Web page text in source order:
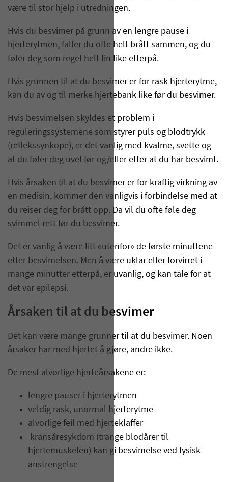
være til stor hjelp i utredningen.
Hvis du besvimer på grunn av en lengre pause i
hjerterytmen, faller du ofte helt brått sammen, og du
føler deg som regel helt fin like etterpå.
Hvis grunnen til at du besvimer er for rask hjerterytme,
kan du av og til merke hjertebank like før du besvimer.
Hvis besvimelsen skyldes et problem i
reguleringssystemene som styrer puls og blodtrykk
(reflekssynkope), er det vanlig med kvalme, svette og
at du føler deg uvel før og/eller etter at du har besvimt.
Hvis årsaken til at du besvimer er for kraftig virkning av
en medisin, kommer den vanligvis i forbindelse med at
du reiser deg for brått opp. Da vil du ofte føle deg
svimmel rett før du besvimer.
Det er vanlig å være litt «utenfor» de første minuttene
etter besvimelsen. Men å være uklar eller forvirret i
mange minutter etterpå, er uvanlig, og kan tale for at
det var epilepsi.
Årsaken til at du besvimer
Det kan være mange grunner til at du besvimer. Noen
årsaker har med hjertet å gjøre, andre ikke.
De mest alvorlige hjerteårsakene er:
lengre pauser i hjerterytmen
veldig rask, unormal hjerterytme
alvorlige feil med hjerteklaffer
kransåresykdom (trange blodårer til
hjertemuskelen) kan gi besvimelse ved fysisk
anstrengelse